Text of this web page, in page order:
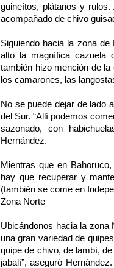
guineítos, plátanos y
acompañado de chivo
Siguiendo hacia la zona
alto la magnífica cazuela
también hizo mención de
los camarones, las
No se puede dejar de lado
del Sur. “Allí podemos
sazonado, con
Hernández.
Mientras que en
hay que recuperar y
(también se come en
Zona Norte
Ubicándonos hacia la zona
una gran variedad de
quipe de chivo, de lambí,
jabalí”, aseguró